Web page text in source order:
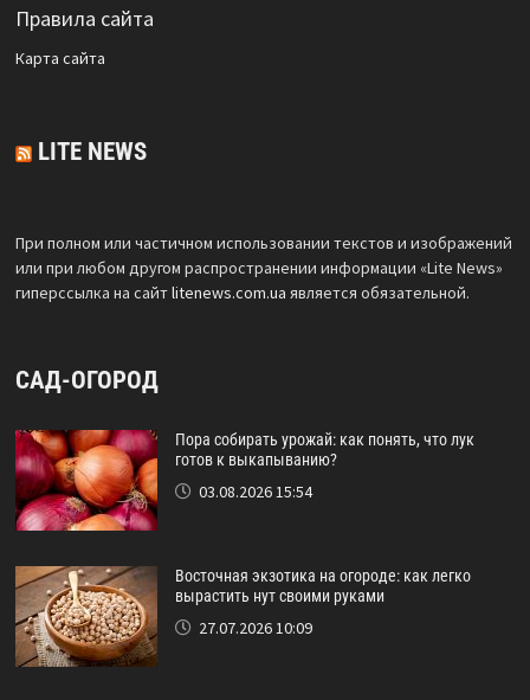
Правила сайта
Карта сайта
LITE NEWS
При полном или частичном использовании текстов и изображений
или при любом другом распространении информации «Lite News»
гиперссылка на сайтlitenews.com.ua является обязательной.
САД-ОГОРОД
Пора собирать урожай: как понять, что лук
готов к выкапыванию?
03.08.2026 15:54
Восточная экзотика на огороде: как легко
вырастить нут своими руками
27.07.2026 10:09